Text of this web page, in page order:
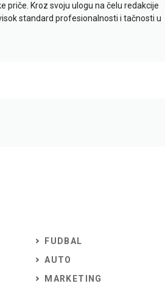
priče. Kroz svoju ulogu na čelu redakcije
standard profesionalnosti i tačnosti u
FUDBAL
AUTO
MARKETING